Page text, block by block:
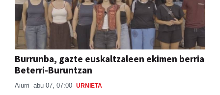
Burrunba, gazte euskaltzaleen ekimen berria
Beterri-Buruntzan
Aiurri abu 07, 07:00 URNIETA